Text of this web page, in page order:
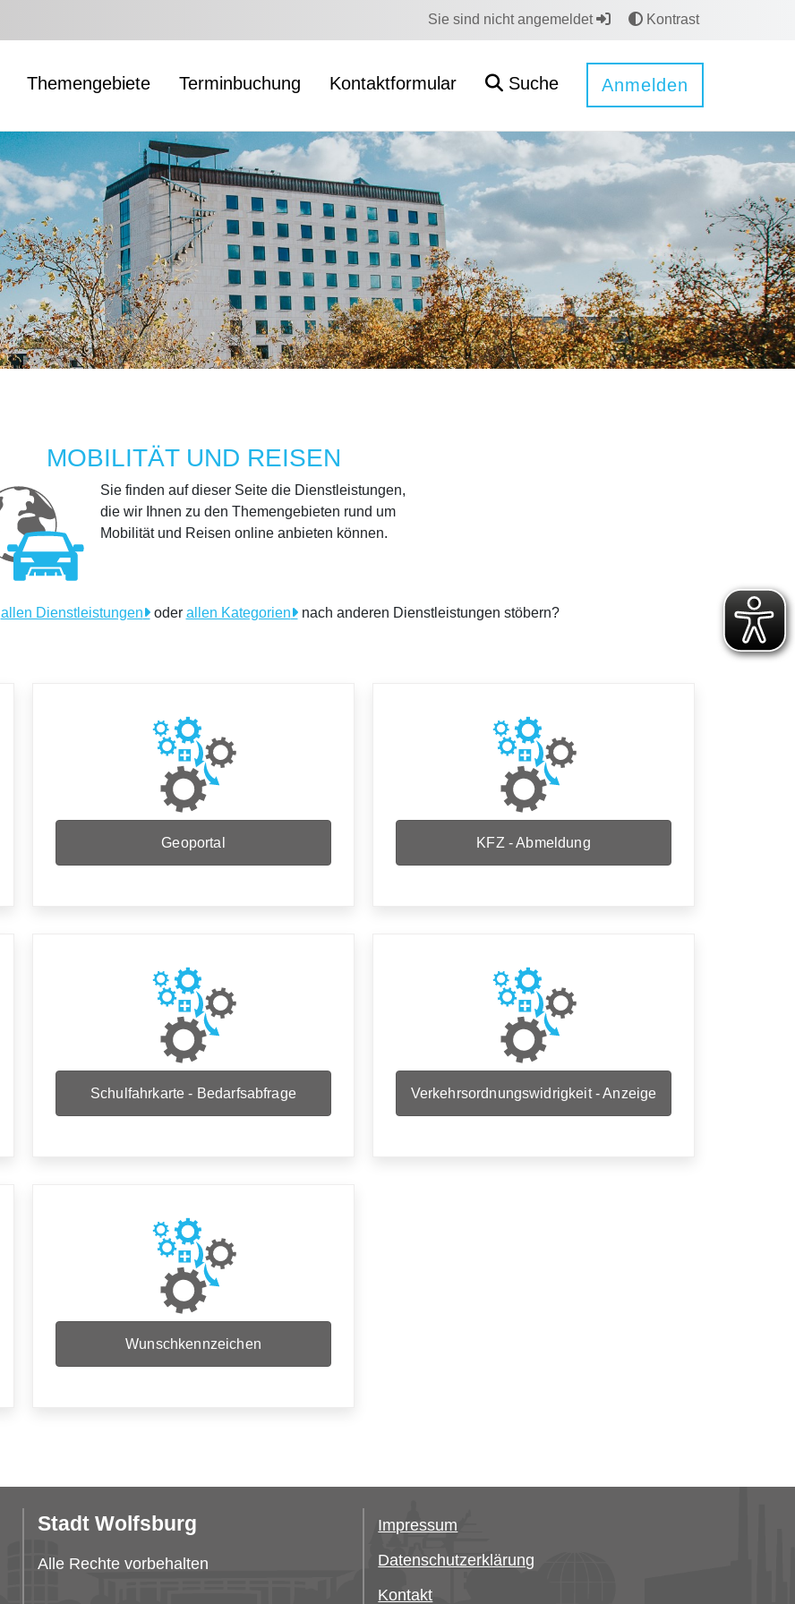
Sie sind nicht angemeldet Kontrast
Themengebiete Terminbuchung Kontaktformular Suche Anmelden
MOBILITÄT UND REISEN
Sie finden auf dieser Seite die Dienstleistungen,
die wir Ihnen zu den Themengebieten rund um
Mobilität und Reisen online anbieten können.
allen Dienstleistungen oder allen Kategorien nach anderen Dienstleistungen stöbern?
Geoportal KFZ - Abmeldung
Schulfahrkarte - Bedarfsabfrage Verkehrsordnungswidrigkeit - Anzeige
Wunschkennzeichen
Stadt Wolfsburg
Alle Rechte vorbehalten
Impressum
Datenschutzerklärung
Kontakt